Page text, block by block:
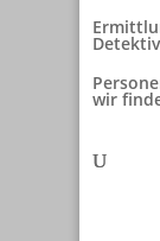
wir